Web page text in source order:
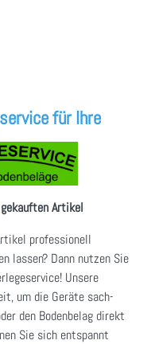
für Ihre
Artikel
professionell
lassen? Dann nutzen Sie
Unsere
um die Geräte sach-
den Bodenbelag direkt
Sie sich entspannt